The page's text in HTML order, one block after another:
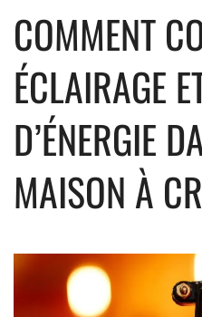
COMMENT
ÉCLAIRAGE
D’ÉNERGIE
MAISON À